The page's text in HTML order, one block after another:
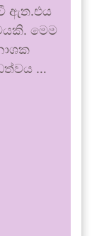
ඇත.එය
මෙම
…